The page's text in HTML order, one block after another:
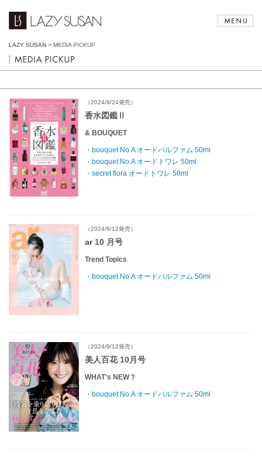
LAZY SUSAN > MEDIA PICKUP
（2024/9/24発売）
香水図鑑Ⅱ
& BOUQUET
・bouquet No.A オードパルファム 50ml
・bouquet No.A オードトワレ 50ml
・secret flora オードトワレ 50ml
（2024/9/12発売）
ar 10 月号
Trend Topics
・bouquet No.A オードパルファム 50ml
（2024/9/12発売）
美人百花 10月号
WHAT's NEW？
・bouquet No.A オードパルファム 50ml